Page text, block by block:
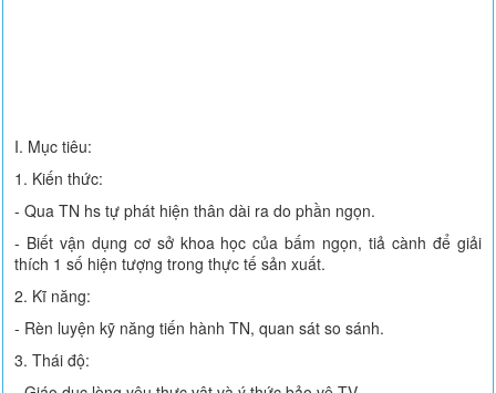
I. Mục tiêu:
1. Kiến thức:
- Qua TN hs tự phát hiện thân dài ra do phần ngọn.
- Biết vận dụng cơ sở khoa học của bấm ngọn, tiả cành để giải
thích 1 số hiện tượng trong thực tế sản xuất.
2. Kĩ năng:
- Rèn luyện kỹ năng tiến hành TN, quan sát so sánh.
3. Thái độ: